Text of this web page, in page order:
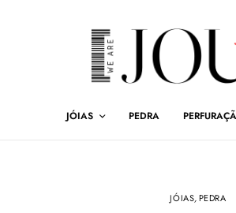
JÓIAS PEDRA
JÓIAS,PEDRA